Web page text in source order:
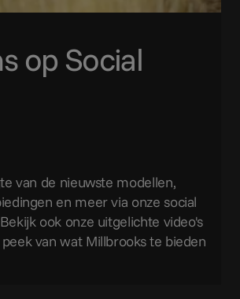
op Social
van de nieuwste modellen,
en meer via onze social
ook onze uitgelichte video's
van wat Millbrooks te bieden